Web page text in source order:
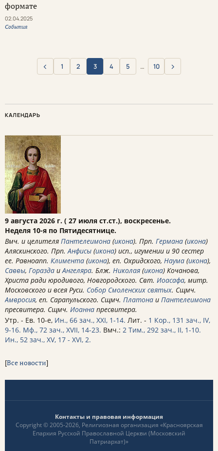
формате
02.04.2025
События
Назад
‹ 1 2 3 4 5 … 10 Вперёд
›
КАЛЕНДАРЬ
9 августа 2026 г. ( 27 июля ст.ст.), воскресенье.
Неделя 10-я по Пятидесятнице.
Вмч. и целителя Пантелеимона (икона). Прп. Германа (икона)
Аляскинского. Прп.Анфисы (икона) исп., игумении и 90 сестер
ее. Равноапп. Климента (икона), еп. Охридского, Наума (икона),
Саввы, Горазда иАнгеляра. Блж. Николая (икона) Кочанова,
Христа ради юродивого, Новгородского. Свт. Иоасафа, митр.
Московского и всея Руси. Собор Смоленских святых. Сщмч.
Амвросия, еп. Сарапульского. Сщмч. Платона и Пантелеимона
пресвитера. Сщмч. Иоанна пресвитера.
Утр. - Ев. 10-е, Ин., 66 зач., XXI, 1-14. Лит. - 1 Кор., 131 зач., IV,
9-16. Мф., 72 зач., XVII, 14-23. Вмч.: 2 Тим., 292 зач., II, 1-10.
Ин., 52 зач., XV, 17 - XVI, 2.
[Все новости]
Контакты и правовая информация
Copyright © 2005-2026, Религиозная организация «Красноярская
Епархия Русской Православной Церкви (Московский
Патриархат)»